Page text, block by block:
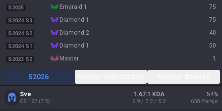
S2025 emerald 1 75
S2024 S3 diamond 1 75
S2024 S2 diamond 2 40
S2024 S1 diamond 1 50
S2023 S2 master 1
S2026
Sve
CS 197 (7.5)
1.67:1 KDA
6.9 / 7.2 / 5.2
54%
658 Partije